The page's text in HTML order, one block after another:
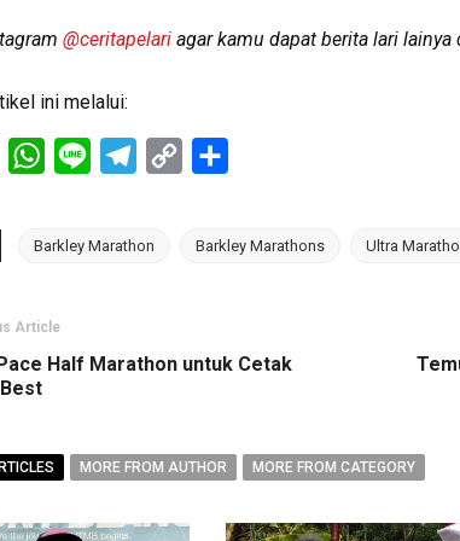
@ceritapelari agar kamu dapat berita lari lainya
ini melalui:
WhatsApp
Line Telegram
Copy
Barkley Marathon Barkley Marathons Ultra
Article
Half Marathon untuk Cetak
MORE FROM AUTHOR MORE FROM CATEGORY